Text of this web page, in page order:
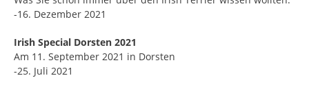
-16. Dezember 2021
Irish Special Dorsten 2021
Am 11. September 2021 in Dorsten
-25. Juli 2021